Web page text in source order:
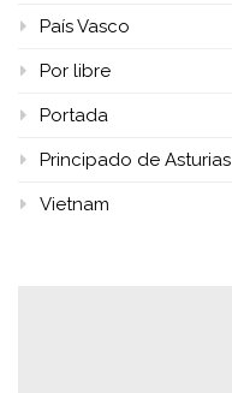
País Vasco
Por libre
Portada
Principado de Asturias
Vietnam